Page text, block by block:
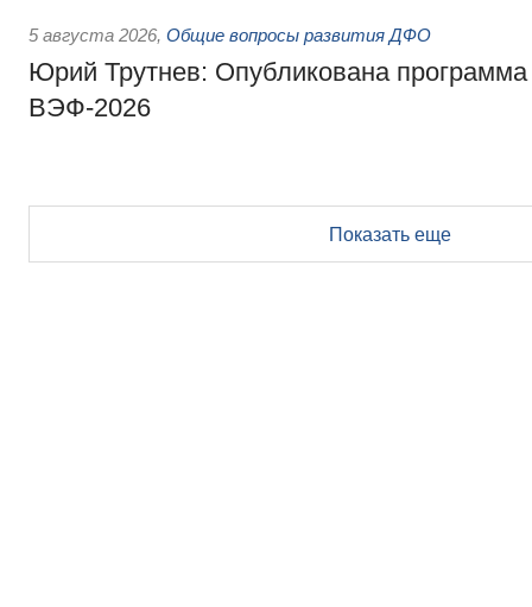
5 августа 2026, Общие вопросы развития ДФО
Юрий Трутнев: Опубликована
ВЭФ-2026
Показать еще